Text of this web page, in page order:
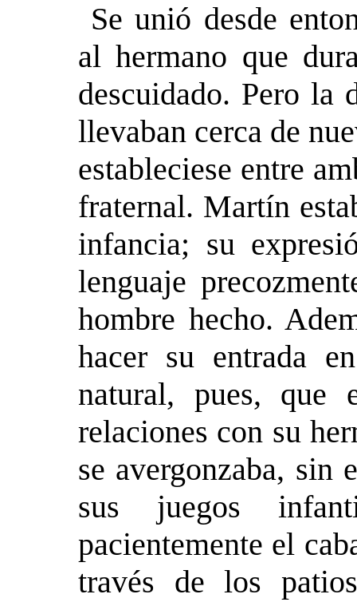
Se unió desde
al hermano que
descuidado. Pero la
llevaban cerca de
estableciese entre
fraternal. Martín
infancia; su
lenguaje
hombre hecho.
hacer su entrada
natural, pues, que
relaciones con su
se avergonzaba, sin
sus juegos
pacientemente el
través de los